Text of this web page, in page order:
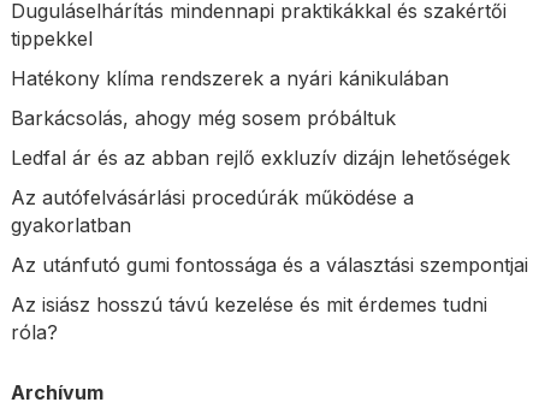
Duguláselhárítás mindennapi praktikákkal és szakértői
tippekkel
Hatékony klíma rendszerek a nyári kánikulában
Barkácsolás, ahogy még sosem próbáltuk
Ledfal ár és az abban rejlő exkluzív dizájn lehetőségek
Az autófelvásárlási procedúrák működése a
gyakorlatban
Az utánfutó gumi fontossága és a választási szempontjai
Az isiász hosszú távú kezelése és mit érdemes tudni
róla?
Archívum